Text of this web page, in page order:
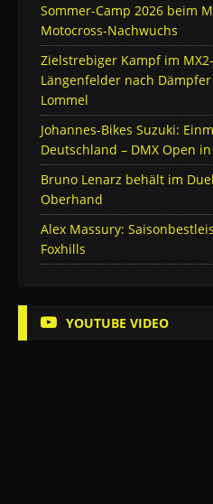
Sommer-Camp 2026 beim
Motocross-Nachwuchs
Zielstrebiger Kampf im
Längenfelder nach
Lommel
Johannes-Bikes Suzuki:
Deutschland – DMX Open
Bruno Lenarz behält im
Oberhand
Alex Massury:
Foxhills
YOUTUBE VIDEO